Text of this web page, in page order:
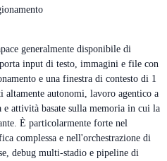
generalmente disponibile di
input di testo, immagini e file con
e una finestra di contesto di 1
autonomi, lavoro agentico a
attività basate sulla memoria in cui la
È particolarmente forte nel
complessa e nell'orchestrazione di
debug multi-stadio e pipeline di